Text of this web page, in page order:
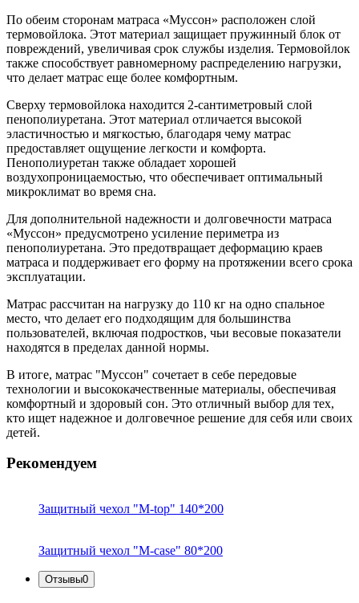
По обеим сторонам матраса «Муссон» расположен слой
термовойлока. Этот материал защищает пружинный блок от
повреждений, увеличивая срок службы изделия. Термовойлок
также способствует равномерному распределению нагрузки,
что делает матрас еще более комфортным.
Сверху термовойлока находится 2-сантиметровый слой
пенополиуретана. Этот материал отличается высокой
эластичностью и мягкостью, благодаря чему матрас
предоставляет ощущение легкости и комфорта.
Пенополиуретан также обладает хорошей
воздухопроницаемостью, что обеспечивает оптимальный
микроклимат во время сна.
Для дополнительной надежности и долговечности матраса
«Муссон» предусмотрено усиление периметра из
пенополиуретана. Это предотвращает деформацию краев
матраса и поддерживает его форму на протяжении всего срока
эксплуатации.
Матрас рассчитан на нагрузку до 110 кг на одно спальное
место, что делает его подходящим для большинства
пользователей, включая подростков, чьи весовые показатели
находятся в пределах данной нормы.
В итоге, матрас "Муссон" сочетает в себе передовые
технологии и высококачественные материалы, обеспечивая
комфортный и здоровый сон. Это отличный выбор для тех,
кто ищет надежное и долговечное решение для себя или своих
детей.
Рекомендуем
Защитный чехол "M-top" 140*200
Защитный чехол "M-case" 80*200
Отзывы0